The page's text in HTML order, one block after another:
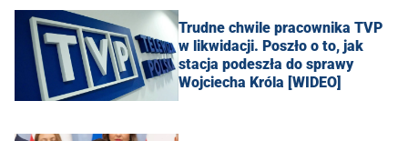
Trudne chwile pracownika TVP
w likwidacji. Poszło o to, jak
stacja podeszła do sprawy
Wojciecha Króla [WIDEO]